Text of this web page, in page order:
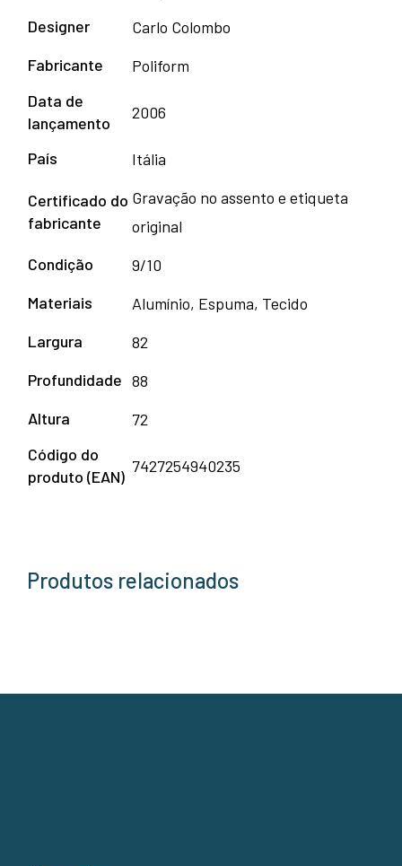
Designer
Carlo Colombo
Fabricante
Poliform
Data de
lançamento
2006
País Itália
Certificado do
fabricante
Gravação no assento e etiqueta
original
Condição
9/10
Materiais
Alumínio, Espuma, Tecido
Largura
82
Profundidade 88
Altura
72
Código do
produto (EAN)
7427254940235
Produtos relacionados